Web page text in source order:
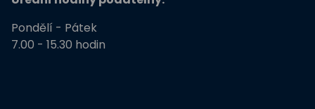
Pondělí - Pátek
7.00 - 15.30 hodin